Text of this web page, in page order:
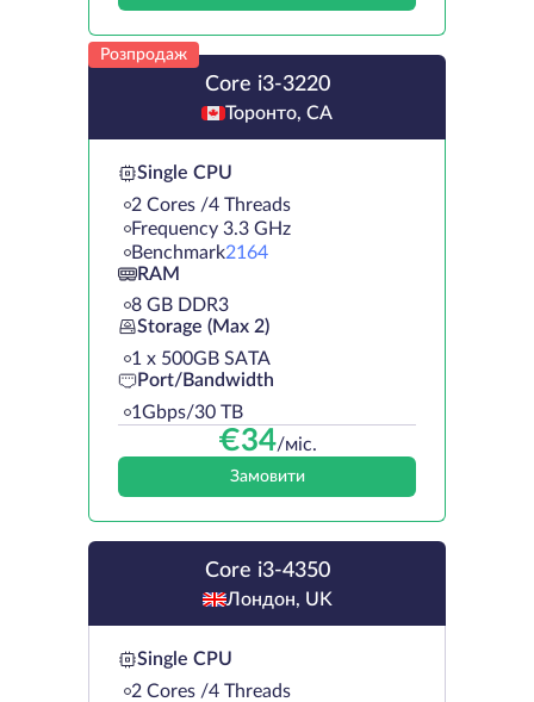
Розпродаж
Core i3-3220
Торонто, CA
Single CPU
2 Cores /4 Threads
Frequency 3.3 GHz
Benchmark2164
RAM
8 GB DDR3
Storage (Max 2)
1 х 500GB SATA
Port/Bandwidth
1Gbps/30 TB
€34/міс.
Замовити
Core i3-4350
Лондон, UK
Single CPU
2 Cores /4 Threads